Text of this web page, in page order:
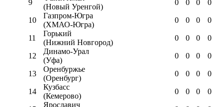
9
(Новый Уренгой)
0 0 0 0
10
Газпром-Югра
(ХМАО-Югра)
0 0 0 0
11
Горький
(Нижний Новгород)
0 0 0 0
12
Динамо-Урал
(Уфа)
0 0 0 0
13
Оренбуржье
(Оренбург)
0 0 0 0
14
Кузбасс
(Кемерово)
0 0 0 0
Ярославич